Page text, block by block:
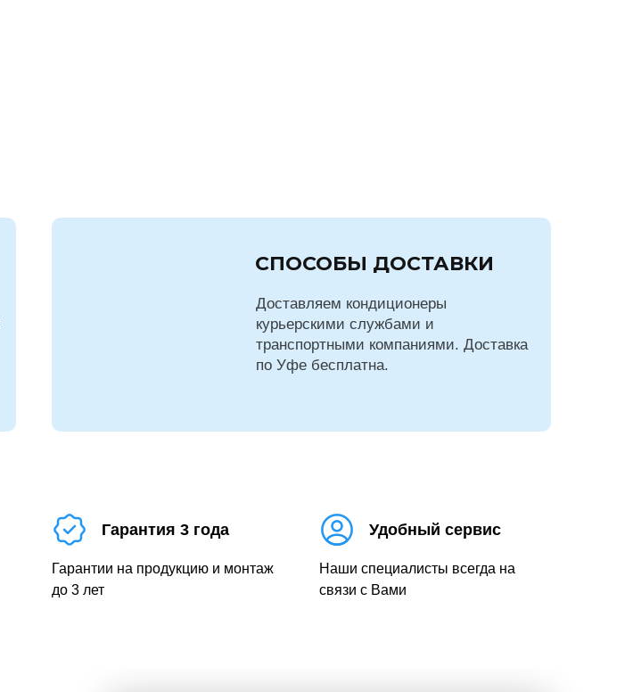
Доставляем кондиционеры
курьерскими службами и
транспортными компаниями. Доставка
по Уфе бесплатна.
СПОСОБЫ ДОСТАВКИ
Гарантия 3 года
Гарантии на продукцию и монтаж
до 3 лет
Удобный сервис
Наши специалисты всегда на
связи с Вами